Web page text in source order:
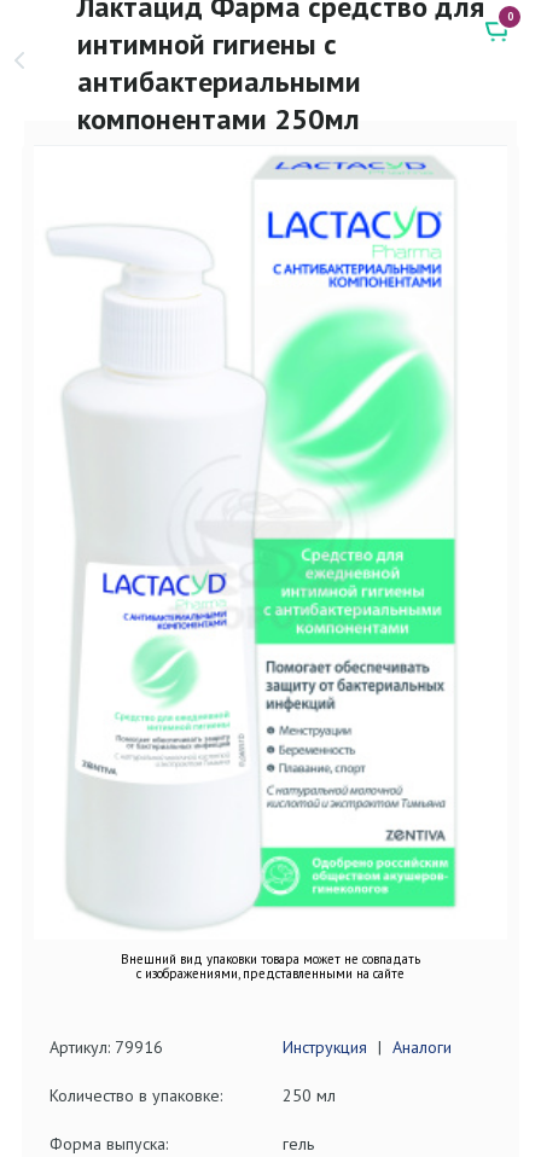
интимной гигиены с
антибактериальными
компонентами 250мл
0
Внешний вид упаковки товара может не совпадать
с изображениями, представленными на сайте
Артикул: 79916 Инструкция | Аналоги
Количество в упаковке: 250 мл
Форма выпуска: гель